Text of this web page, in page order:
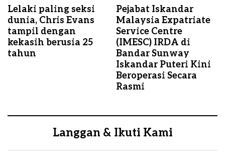
Lelaki paling seksi
dunia, Chris Evans
tampil dengan
kekasih berusia 25
tahun
Pejabat Iskandar
Malaysia Expatriate
Service Centre
(IMESC) IRDA di
Bandar Sunway
Iskandar Puteri Kini
Beroperasi Secara
Rasmi
Langgan & Ikuti Kami